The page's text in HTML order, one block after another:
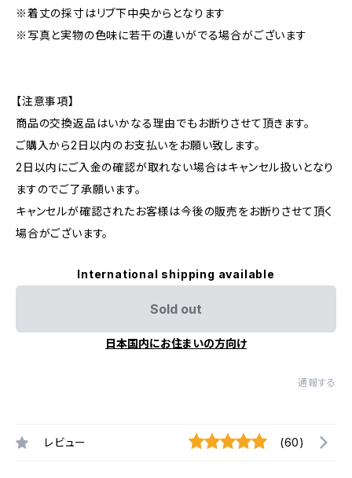
※着丈の採寸はリブ下中央からとなります
※写真と実物の色味に若干の違いがでる場合がございます
【注意事項】
商品の交換返品はいかなる理由でもお断りさせて頂きます。
ご購入から2日以内のお支払いをお願い致します。
2日以内にご入金の確認が取れない場合はキャンセル扱いとなり
ますのでご了承願います。
キャンセルが確認されたお客様は今後の販売をお断りさせて頂く
場合がございます。
International shipping available
Sold out
日本国内にお住まいの方向け
通報する
レビュー (60)